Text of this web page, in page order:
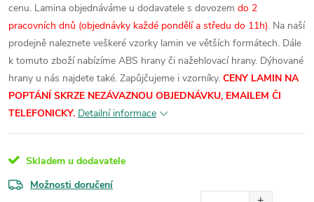
cenu. Lamina objednáváme u dodavatele s dovozem do 2
pracovních dnů (objednávky každé pondělí a středu do 11h). Na naší
prodejně naleznete veškeré vzorky lamin ve větších formátech. Dále
k tomuto zboží nabízíme ABS hrany či nažehlovací hrany. Dýhované
hrany u nás najdete také. Zapůjčujeme i vzorníky. CENY LAMIN NA
POPTÁNÍ SKRZE NEZÁVAZNOU OBJEDNÁVKU, EMAILEM ČI
TELEFONICKY. Detailní informace
Skladem u dodavatele
Možnosti doručení